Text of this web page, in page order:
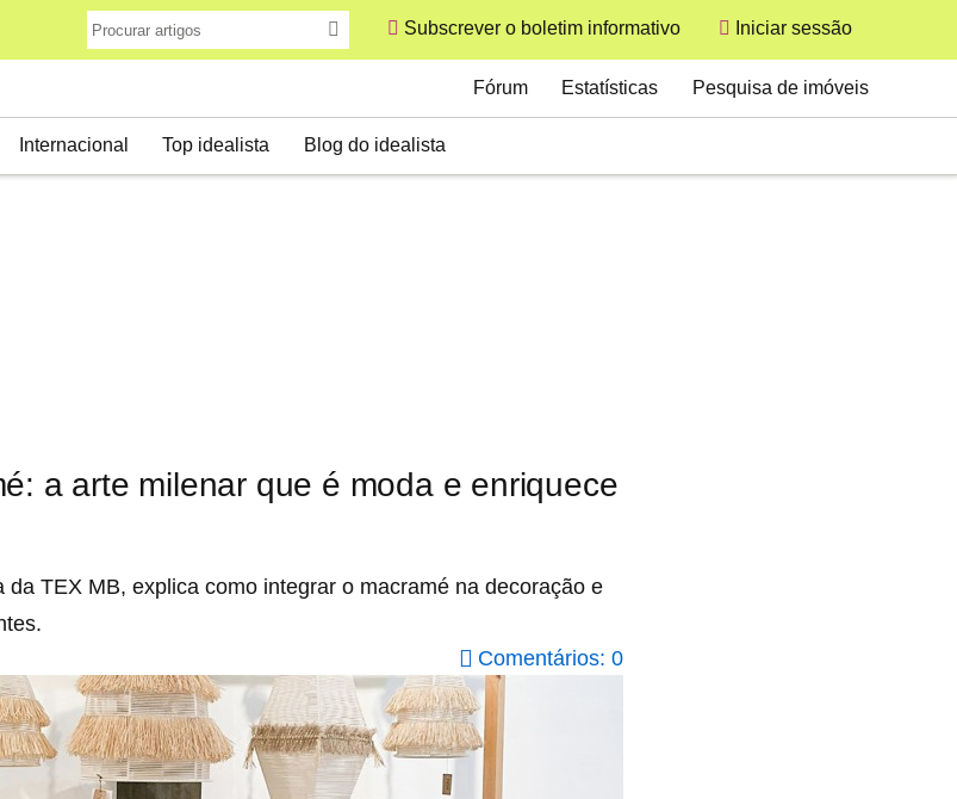
Subscrever o boletim informativo
User
Iniciar sessão
Internacional Top idealista Blog do idealista
Secondary
Fórum Estatísticas Pesquisa de imóveis
a arte milenar que é moda e enriquece
TEX MB, explica como integrar o macramé na decoração e
Comentários: 0